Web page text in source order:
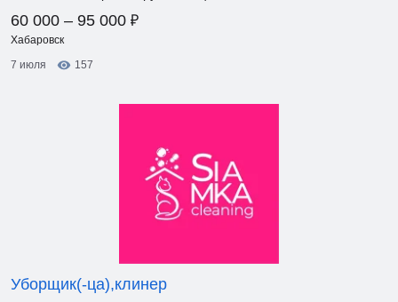
60 000 – 95 000 ₽
Хабаровск
7 июля
157
Уборщик(-ца),клинер